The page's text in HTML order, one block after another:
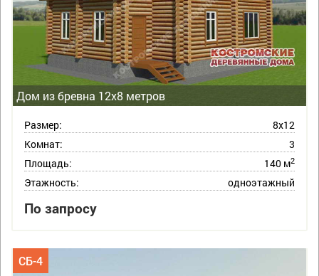
Дом из бревна 12х8 метров
Размер:
8х12
Комнат:
3
Площадь:
140 м2
Этажность: одноэтажный
По запросу
СБ-4